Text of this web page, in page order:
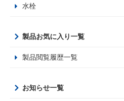
水栓
製品お気に入り一覧
製品閲覧履歴一覧
お知らせ一覧